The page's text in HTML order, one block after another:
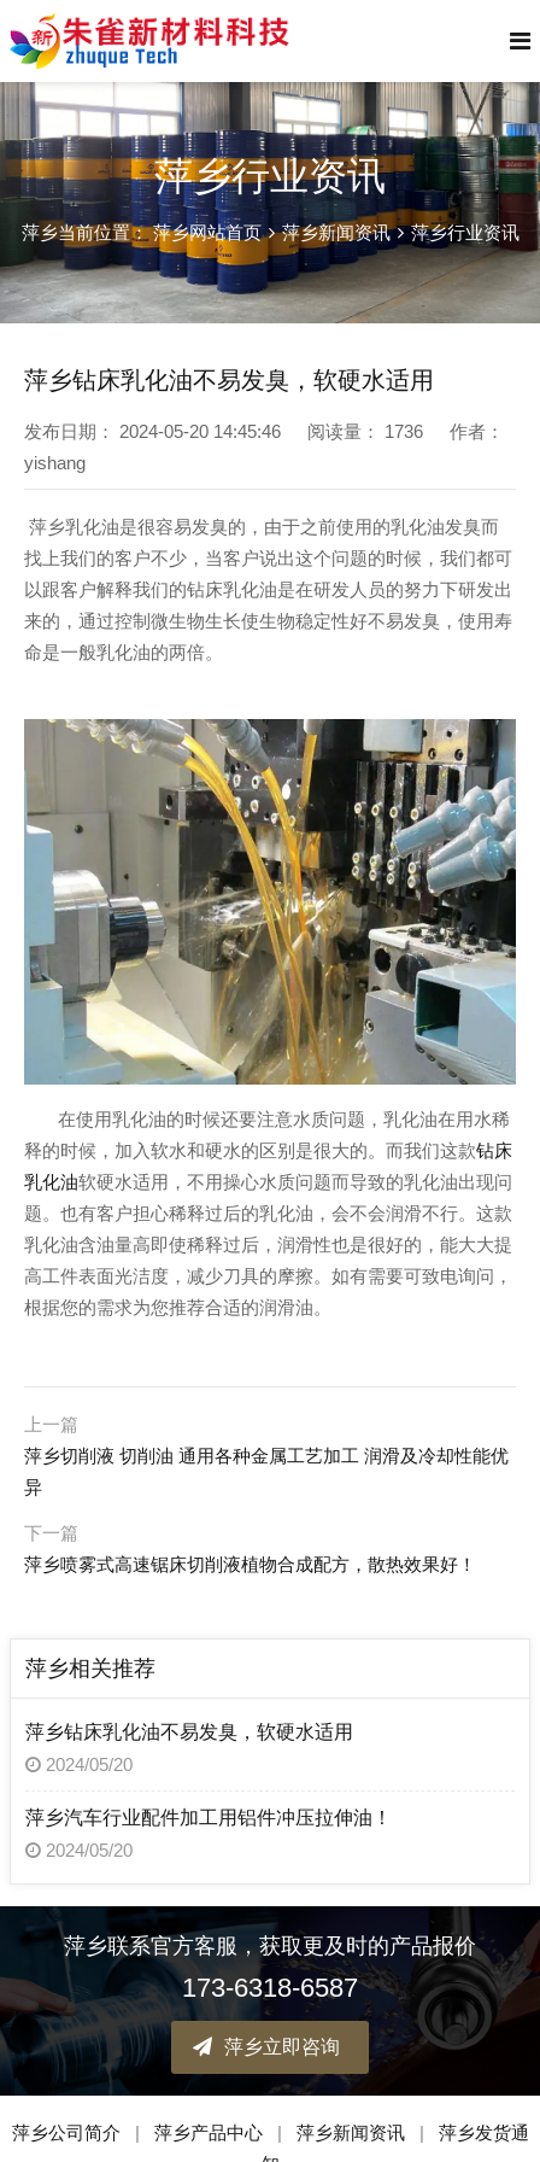
萍乡行业资讯
萍乡当前位置： 萍乡网站首页 萍乡新闻资讯 萍乡行业资讯
萍乡钻床乳化油不易发臭，软硬水适用
发布日期： 2024-05-20 14:45:46 阅读量： 1736
作者：
yishang
萍乡乳化油是很容易发臭的，由于之前使用的乳化油发臭而
找上我们的客户不少，当客户说出这个问题的时候，我们都可
以跟客户解释我们的钻床乳化油是在研发人员的努力下研发出
来的，通过控制微生物生长使生物稳定性好不易发臭，使用寿
命是一般乳化油的两倍。
在使用乳化油的时候还要注意水质问题，乳化油在用水稀
释的时候，加入软水和硬水的区别是很大的。而我们这款钻床
乳化油软硬水适用，不用操心水质问题而导致的乳化油出现问
题。也有客户担心稀释过后的乳化油，会不会润滑不行。这款
乳化油含油量高即使稀释过后，润滑性也是很好的，能大大提
高工件表面光洁度，减少刀具的摩擦。如有需要可致电询问，
根据您的需求为您推荐合适的润滑油。
上一篇
萍乡切削液 切削油 通用各种金属工艺加工 润滑及冷却性能优
异
下一篇
萍乡喷雾式高速锯床切削液植物合成配方，散热效果好！
萍乡相关推荐
萍乡钻床乳化油不易发臭，软硬水适用
2024/05/20
萍乡汽车行业配件加工用铝件冲压拉伸油！
2024/05/20
萍乡联系官方客服，获取更及时的产品报价
173-6318-6587
萍乡立即咨询
萍乡公司简介 | 萍乡产品中心 | 萍乡新闻资讯 |
萍乡发货通